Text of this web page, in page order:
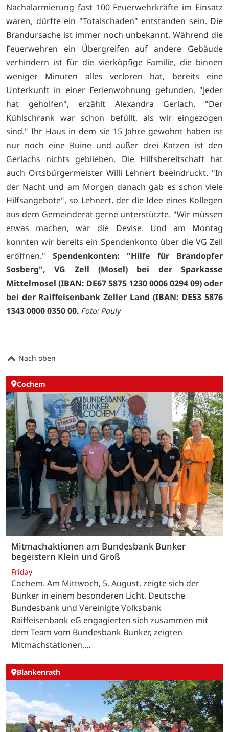
Nachalarmierung fast 100 Feuerwehrkräfte im Einsatz
waren, dürfte ein "Totalschaden" entstanden sein. Die
Brandursache ist immer noch unbekannt. Während die
Feuerwehren ein Übergreifen auf andere Gebäude
verhindern ist für die vierköpfige Familie, die binnen
weniger Minuten alles verloren hat, bereits eine
Unterkunft in einer Ferienwohnung gefunden. "Jeder
hat geholfen", erzählt Alexandra Gerlach. "Der
Kühlschrank war schon befüllt, als wir eingezogen
sind." Ihr Haus in dem sie 15 Jahre gewohnt haben ist
nur noch eine Ruine und außer drei Katzen ist den
Gerlachs nichts geblieben. Die Hilfsbereitschaft hat
auch Ortsbürgermeister Willi Lehnert beeindruckt. "In
der Nacht und am Morgen danach gab es schon viele
Hilfsangebote", so Lehnert, der die Idee eines Kollegen
aus dem Gemeinderat gerne unterstützte. "Wir müssen
etwas machen, war die Devise. Und am Montag
konnten wir bereits ein Spendenkonto über die VG Zell
eröffnen." Spendenkonten: "Hilfe für Brandopfer
Sosberg", VG Zell (Mosel) bei der Sparkasse
Mittelmosel (IBAN: DE67 5875 1230 0006 0294 09) oder
bei der Raiffeisenbank Zeller Land (IBAN: DE53 5876
1343 0000 0350 00. Foto: Pauly
Nach oben
Cochem
Mitmachaktionen am Bundesbank Bunker
begeistern Klein und Groß
Friday
Cochem. Am Mittwoch, 5. August, zeigte sich der
Bunker in einem besonderen Licht. Deutsche
Bundesbank und Vereinigte Volksbank
Raiffeisenbank eG engagierten sich zusammen mit
dem Team vom Bundesbank Bunker, zeigten
Mitmachstationen,…
Blankenrath